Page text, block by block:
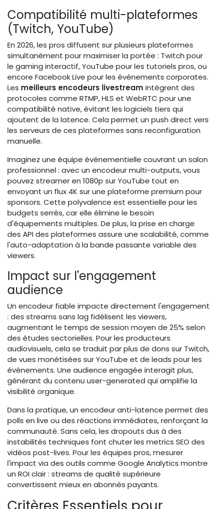
Compatibilité multi-plateformes
(Twitch, YouTube)
En 2026, les pros diffusent sur plusieurs plateformes
simultanément pour maximiser la portée : Twitch pour
le gaming interactif, YouTube pour les tutoriels pros, ou
encore Facebook Live pour les événements corporates.
Les meilleurs encodeurs livestream intègrent des
protocoles comme RTMP, HLS et WebRTC pour une
compatibilité native, évitant les logiciels tiers qui
ajoutent de la latence. Cela permet un push direct vers
les serveurs de ces plateformes sans reconfiguration
manuelle.
Imaginez une équipe événementielle couvrant un salon
professionnel : avec un encodeur multi-outputs, vous
pouvez streamer en 1080p sur YouTube tout en
envoyant un flux 4K sur une plateforme premium pour
sponsors. Cette polyvalence est essentielle pour les
budgets serrés, car elle élimine le besoin
d'équipements multiples. De plus, la prise en charge
des API des plateformes assure une scalabilité, comme
l'auto-adaptation à la bande passante variable des
viewers.
Impact sur l'engagement
audience
Un encodeur fiable impacte directement l'engagement
: des streams sans lag fidélisent les viewers,
augmentant le temps de session moyen de 25% selon
des études sectorielles. Pour les producteurs
audiovisuels, cela se traduit par plus de dons sur Twitch,
de vues monétisées sur YouTube et de leads pour les
événements. Une audience engagée interagit plus,
générant du contenu user-generated qui amplifie la
visibilité organique.
Dans la pratique, un encodeur anti-latence permet des
polls en live ou des réactions immédiates, renforçant la
communauté. Sans cela, les dropouts dus à des
instabilités techniques font chuter les metrics SEO des
vidéos post-lives. Pour les équipes pros, mesurer
l'impact via des outils comme Google Analytics montre
un ROI clair : streams de qualité supérieure
convertissent mieux en abonnés payants.